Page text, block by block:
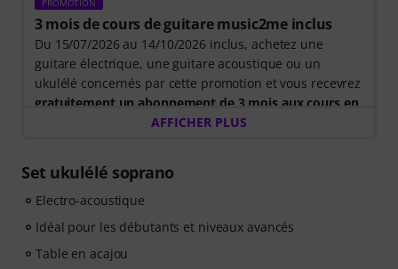
PROMOTION
3 mois de cours de guitare music2me inclus
Du 15/07/2026 au 14/10/2026 inclus, achetez une
guitare électrique, une guitare acoustique ou un
ukulélé concernés par cette promotion et vous recevrez
gratuitement un abonnement de 3 mois aux cours en
ligne music2me d'une valeur de 57 euros
L'abonnement music2me prendra fin automatiquement
à l'issue de la période d'abonnement.
Music2Me, votre portail d'apprentissage musical en
ligne, propose une approche pédagogique développée
par des professeurs de musique qualifiés. Lauréat du
AFFICHER PLUS
Set ukulélé soprano
Electro-acoustique
Idéal pour les débutants et niveaux avancés
Table en acajou